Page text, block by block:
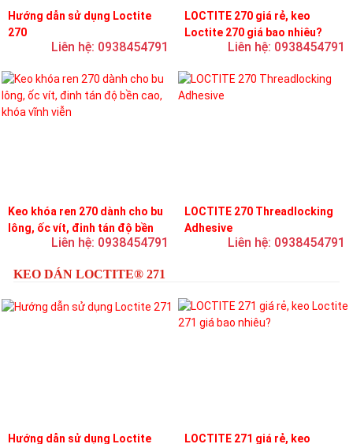
Hướng dẫn sử dụng Loctite
270
Liên hệ: 0938454791
LOCTITE 270 giá rẻ, keo
Loctite 270 giá bao nhiêu?
Liên hệ: 0938454791
Keo khóa ren 270 dành cho bu
lông, ốc vít, đinh tán độ bền
cao, khóa vĩnh viễn
Liên hệ: 0938454791
LOCTITE 270 Threadlocking
Adhesive
Liên hệ: 0938454791
KEO DÁN LOCTITE® 271
Hướng dẫn sử dụng Loctite
LOCTITE 271 giá rẻ, keo